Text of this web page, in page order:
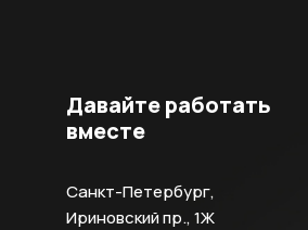
Давайте работать
вместе
Санкт-Петербург,
Ириновский пр., 1Ж